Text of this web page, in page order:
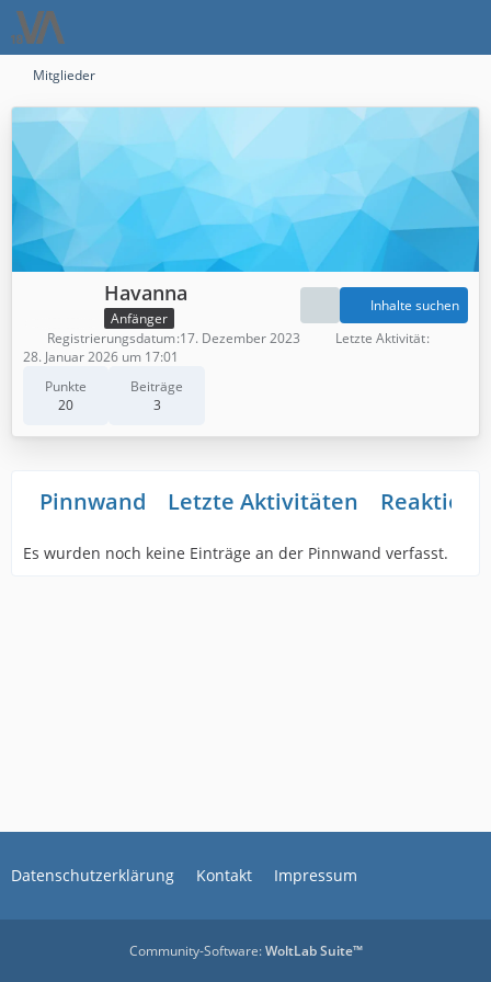
Mitglieder
Havanna
Anfänger
Punkte
20
Beiträge
3
Inhalte suchen
Registrierungsdatum 17. Dezember 2023
Letzte Aktivität
28. Januar 2026 um 17:01
Pinnwand Letzte Aktivitäten
Es wurden noch keine Einträge an der Pinnwand verfasst.
Datenschutzerklärung Kontakt Impressum
Community-Software:WoltLab Suite™